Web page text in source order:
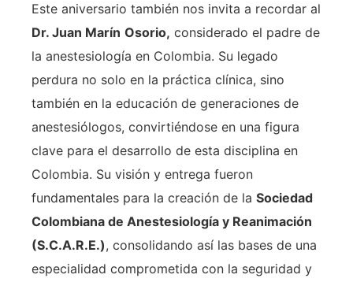
Este aniversario también nos invita a recordar al
Dr. Juan Marín Osorio, considerado el padre de
la anestesiología en Colombia. Su legado
perdura no solo en la práctica clínica, sino
también en la educación de generaciones de
anestesiólogos, convirtiéndose en una figura
clave para el desarrollo de esta disciplina en
Colombia. Su visión y entrega fueron
fundamentales para la creación de la Sociedad
Colombiana de Anestesiología y Reanimación
(S.C.A.R.E.), consolidando así las bases de una
especialidad comprometida con la seguridad y